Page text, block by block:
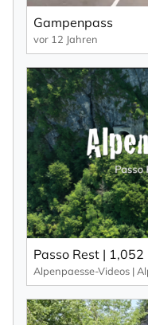
Gampenpass
vor 12 Jahren